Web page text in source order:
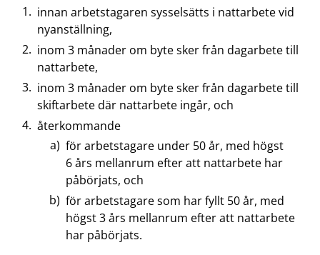
innan arbetstagaren sysselsätts i nattarbete vid
nyanställning,
inom 3 månader om byte sker från dagarbete till
nattarbete,
inom 3 månader om byte sker från dagarbete till
skiftarbete där nattarbete ingår, och
återkommande
för arbetstagare under 50 år, med högst
6 års mellanrum efter att nattarbete har
påbörjats, och
för arbetstagare som har fyllt 50 år, med
högst 3 års mellanrum efter att nattarbete
har påbörjats.